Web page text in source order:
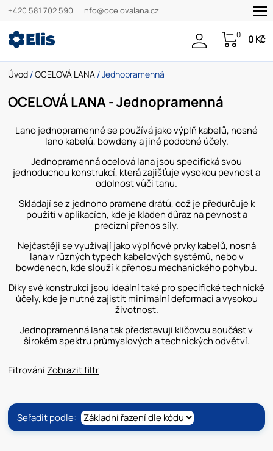
+420 581 702 590 info@ocelovalana.cz
0 0 Kč
Úvod /OCELOVÁ LANA / Jednopramenná
OCELOVÁ LANA - Jednopramenná
Lano jednopramenné se používá jako výplň kabelů, nosné
lano kabelů, bowdeny a jiné podobné účely.
Jednopramenná ocelová lana jsou specifická svou
jednoduchou konstrukcí, která zajišťuje vysokou pevnost a
odolnost vůči tahu.
Skládají se z jednoho pramene drátů, což je předurčuje k
použití v aplikacích, kde je kladen důraz na pevnost a
precizní přenos síly.
Nejčastěji se využívají jako výplňové prvky kabelů, nosná
lana v různých typech kabelových systémů, nebo v
bowdenech, kde slouží k přenosu mechanického pohybu.
Díky své konstrukci jsou ideální také pro specifické technické
účely, kde je nutné zajistit minimální deformaci a vysokou
životnost.
Jednopramenná lana tak představují klíčovou součást v
širokém spektru průmyslových a technických odvětví.
FitrováníZobrazit filtr
Seřadit podle: